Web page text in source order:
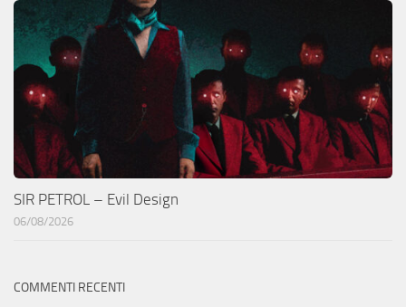
SIR PETROL – Evil Design
06/08/2026
COMMENTI RECENTI